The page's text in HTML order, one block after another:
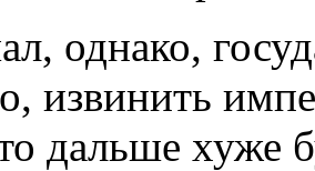
однако,
извинить
дальше хуже